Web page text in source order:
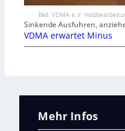
Bild: VDMA e.V.
Sinkende Ausfuhren,
VDMA erwartet Minus
Mehr Infos